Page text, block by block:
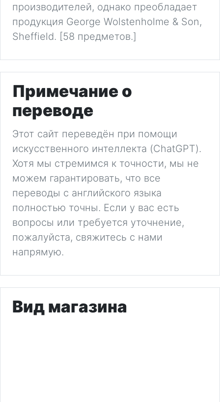
производителей, однако преобладает
продукция George Wolstenholme & Son,
Sheffield. [58 предметов.]
Примечание о
переводе
Этот сайт переведён при помощи
искусственного интеллекта (ChatGPT).
Хотя мы стремимся к точности, мы не
можем гарантировать, что все
переводы с английского языка
полностью точны. Если у вас есть
вопросы или требуется уточнение,
пожалуйста, свяжитесь с нами
напрямую.
Вид магазина